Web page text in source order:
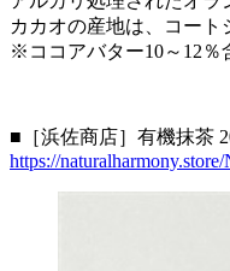
カカオの産地は、コート
※ココアバター10～12％
■［浜佐商店］有機抹茶
https://